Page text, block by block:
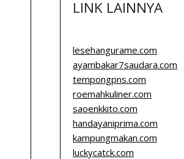
LINK LAINNYA
lesehangurame.com
ayambakar7saudara.com
tempongpns.com
roemahkuliner.com
saoenkkito.com
handayaniprima.com
kampungmakan.com
luckycatck.com